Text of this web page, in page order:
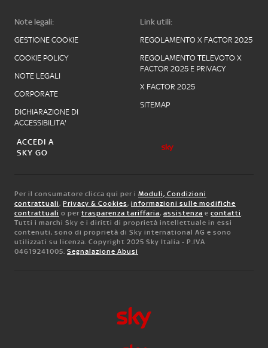
Note legali:
GESTIONE COOKIE
COOKIE POLICY
NOTE LEGALI
CORPORATE
DICHIARAZIONE DI
ACCESSIBILITA'
Link utili:
REGOLAMENTO X FACTOR 2025
REGOLAMENTO TELEVOTO X
FACTOR 2025 E PRIVACY
X FACTOR 2025
SITEMAP
ACCEDI A
SKY GO
Per il consumatore clicca qui per i Moduli, Condizioni
contrattuali, Privacy & Cookies, informazioni sulle modifiche
contrattuali o per trasparenza tariffaria, assistenza e contatti.
Tutti i marchi Sky e i diritti di proprietà intellettuale in essi
contenuti, sono di proprietà di Sky international AG e sono
utilizzati su licenza. Copyright 2025 Sky Italia - P.IVA
04619241005. Segnalazione Abusi